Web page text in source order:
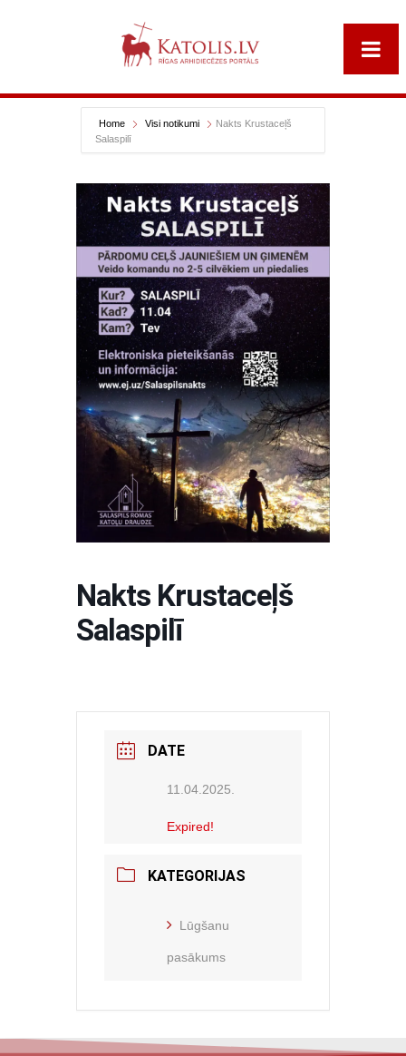
Home Visi notikumi
Nakts Krustaceļš
Salaspilī
Nakts Krustaceļš
Salaspilī
DATE
11.04.2025.
Expired!
KATEGORIJAS
Lūgšanu
pasākums